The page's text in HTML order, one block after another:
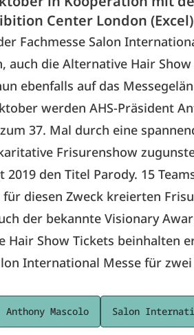
Center London
Fachmesse Salon
auch die Alternative Hair Show
ebenfalls auf das
werden AHS-Präsident
37. Mal durch eine
Frisurenshow
den Titel Parody. 15
diesen Zweck kreierten
der bekannte Visionary
Hair Show Tickets beinhalten
International Messe für zwei
Anthony Mascolo Salon